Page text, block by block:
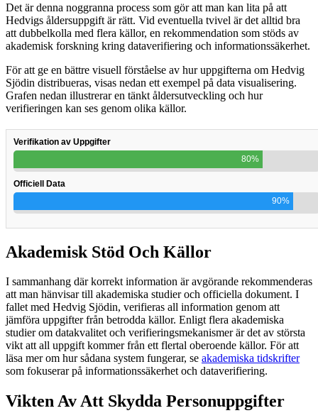
Det är denna noggranna process som gör att man kan lita på att
Hedvigs åldersuppgift är rätt. Vid eventuella tvivel är det alltid bra
att dubbelkolla med flera källor, en rekommendation som stöds av
akademisk forskning kring dataverifiering och informationssäkerhet.
För att ge en bättre visuell förståelse av hur uppgifterna om Hedvig
Sjödin distribueras, visas nedan ett exempel på data visualisering.
Grafen nedan illustrerar en tänkt åldersutveckling och hur
verifieringen kan ses genom olika källor.
Verifikation av Uppgifter
80%
Officiell Data
90%
Akademisk Stöd Och Källor
I sammanhang där korrekt information är avgörande rekommenderas
att man hänvisar till akademiska studier och officiella dokument. I
fallet med Hedvig Sjödin, verifieras all information genom att
jämföra uppgifter från betrodda källor. Enligt flera akademiska
studier om datakvalitet och verifieringsmekanismer är det av största
vikt att all uppgift kommer från ett flertal oberoende källor. För att
läsa mer om hur sådana system fungerar, se akademiska tidskrifter
som fokuserar på informationssäkerhet och dataverifiering.
Vikten Av Att Skydda Personuppgifter